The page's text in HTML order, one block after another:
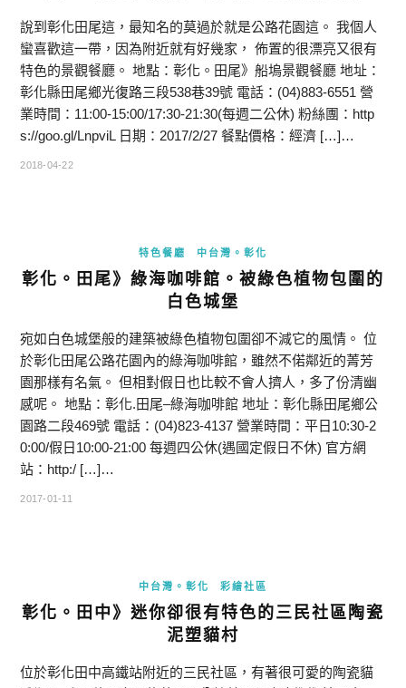
說到彰化田尾這，最知名的莫過於就是公路花園這。 我個人
蠻喜歡這一帶，因為附近就有好幾家， 佈置的很漂亮又很有
特色的景觀餐廳。 地點：彰化。田尾》船塢景觀餐廳 地址：
彰化縣田尾鄉光復路三段538巷39號 電話：(04)883-6551 營
業時間：11:00-15:00/17:30-21:30(每週二公休) 粉絲團：http
s://goo.gl/LnpviL 日期：2017/2/27 餐點價格：經濟 […]…
2018-04-22
特色餐廳 中台灣。彰化
彰化。田尾》綠海咖啡館。被綠色植物包圍的
白色城堡
宛如白色城堡般的建築被綠色植物包圍卻不減它的風情。 位
於彰化田尾公路花園內的綠海咖啡館，雖然不偌鄰近的菁芳
園那樣有名氣。 但相對假日也比較不會人擠人，多了份清幽
感呢。 地點：彰化.田尾–綠海咖啡館 地址：彰化縣田尾鄉公
園路二段469號 電話：(04)823-4137 營業時間：平日10:30-2
0:00/假日10:00-21:00 每週四公休(遇國定假日不休) 官方網
站：http:/ […]…
2017-01-11
中台灣。彰化 彩繪社區
彰化。田中》迷你卻很有特色的三民社區陶瓷
泥塑貓村
位於彰化田中高鐵站附近的三民社區，有著很可愛的陶瓷貓